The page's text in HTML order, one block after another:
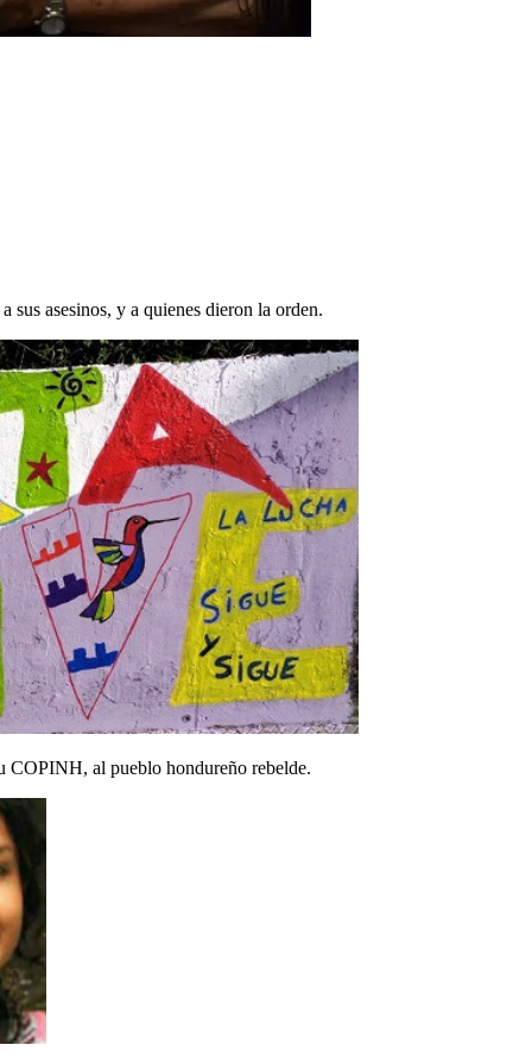
sus asesinos, y a quienes dieron la orden.
COPINH, al pueblo hondureño rebelde.